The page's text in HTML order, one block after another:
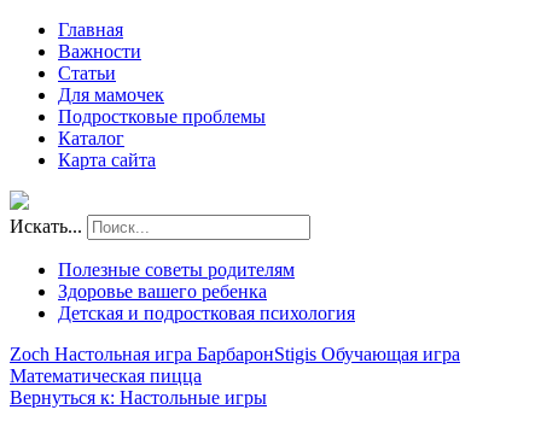
Главная
Важности
Статьи
Для мамочек
Подростковые проблемы
Каталог
Карта сайта
Искать...
Полезные советы родителям
Здоровье вашего ребенка
Детская и подростковая психология
Zoch Настольная игра БарбаронStigis Обучающая игра
Математическая пицца
Вернуться к: Настольные игры